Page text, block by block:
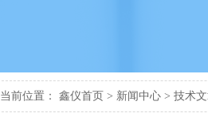
当前位置：鑫仪首页 > 新闻中心 >技术